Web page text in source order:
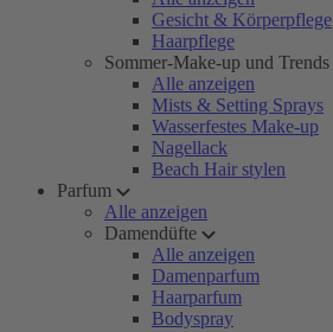
Gesicht & Körperpflege
Haarpflege
Sommer-Make-up und Trends
Alle anzeigen
Mists & Setting Sprays
Wasserfestes Make-up
Nagellack
Beach Hair stylen
Parfum
Alle anzeigen
Damendüfte
Alle anzeigen
Damenparfum
Haarparfum
Bodyspray